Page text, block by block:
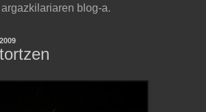
blog-a.